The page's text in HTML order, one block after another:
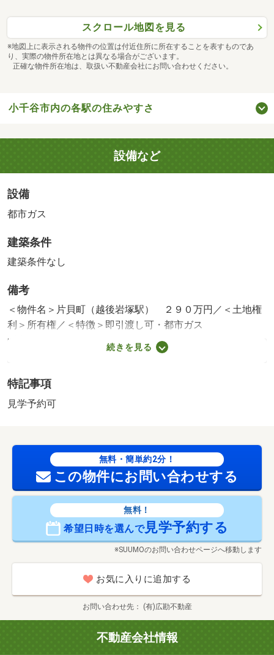
スクロール地図を見る
※地図上に表示される物件の位置は付近住所に所在することを表すものであ
り、実際の物件所在地とは異なる場合がございます。
正確な物件所在地は、取扱い不動産会社にお問い合わせください。
小千谷市内の各駅の住みやすさ
設備など
設備
都市ガス
建築条件
建築条件なし
備考
＜物件名＞片貝町（越後岩塚駅） ２９０万円／＜土地権
利＞所有権／＜特徴＞即引渡し可・都市ガス
販売区画：1区画
法令等制限：景観法、準防火地域
続きを見る
特記事項
見学予約可
無料・簡単約2分！
この物件にお問い合わせする
無料！
希望日時を選んで見学予約する
※SUUMOのお問い合わせページへ移動します
お気に入りに追加する
お問い合わせ先 (有)広勘不動産
不動産会社情報